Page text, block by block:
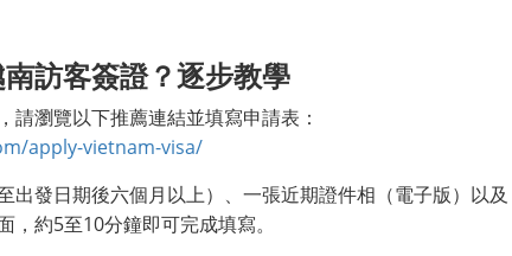
訪客簽證？逐步教學
瀏覽以下推薦連結並填寫申請表：
apply-vietnam-visa/
出發日期後六個月以上）、一張近期證件相（電子版）以及
約5至10分鐘即可完成填寫。